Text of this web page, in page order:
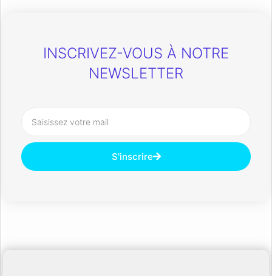
INSCRIVEZ-VOUS À NOTRE
NEWSLETTER
S'inscrire